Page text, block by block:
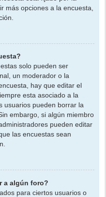
más opciones a la encuesta,
solo pueden ser
un moderador o la
hay que editar el
esta asociado a la
usuarios pueden borrar la
embargo, si algún miembro
pueden editar
las encuestas sean
a algún foro?
para ciertos usuarios o